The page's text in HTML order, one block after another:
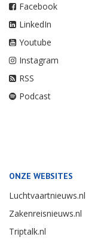
Facebook
LinkedIn
Youtube
Instagram
RSS
Podcast
ONZE WEBSITES
Luchtvaartnieuws.nl
Zakenreisnieuws.nl
Triptalk.nl